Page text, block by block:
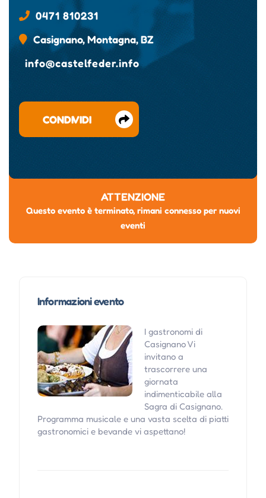
0471 810231
Casignano, Montagna, BZ
info@castelfeder.info
CONDIVIDI
ATTENZIONE
Questo evento è terminato, rimani connesso per nuovi
eventi
Informazioni evento
I gastronomi di
Casignano Vi
invitano a
trascorrere una
giornata
indimenticabile alla
Sagra di Casignano.
Programma musicale e una vasta scelta di piatti
gastronomici e bevande vi aspettano!